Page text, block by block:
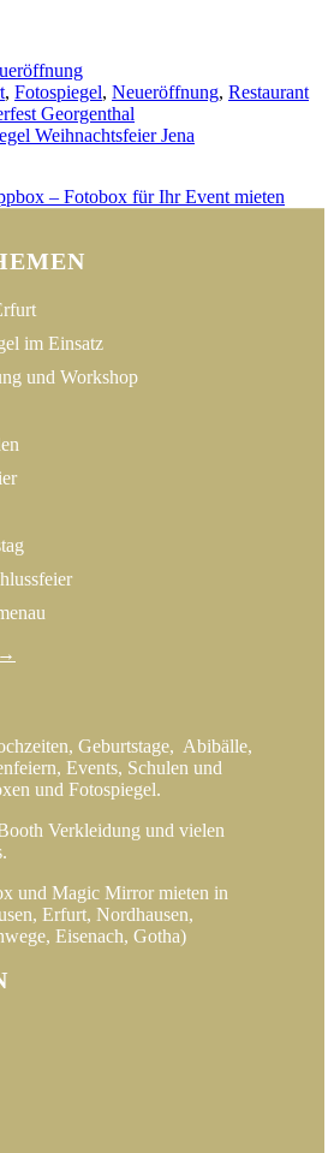
, Fotospiegel, Neueröffnung, Restaurant
Georgenthal
Weihnachtsfeier Jena
– Fotobox für Ihr Event mieten
im Einsatz
und Workshop
Geburtstage, Abibälle,
Events, Schulen und
und Fotospiegel.
Verkleidung und vielen
und Magic Mirror mieten in
Erfurt, Nordhausen,
Eisenach, Gotha)